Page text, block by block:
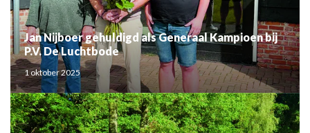
Jan Nijboer gehuldigd als Generaal Kampioen bij
P.V. De Luchtbode
1 oktober 2025